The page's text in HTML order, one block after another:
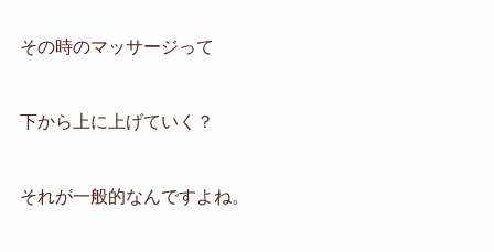
その時のマッサージって
下から上に上げていく？
それが一般的なんですよね。